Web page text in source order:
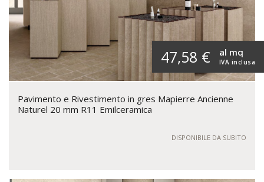
47,58 € IVA inclusa
al mq
Pavimento e Rivestimento in gres Mapierre Ancienne
Naturel 20 mm R11 Emilceramica
DISPONIBILE DA SUBITO